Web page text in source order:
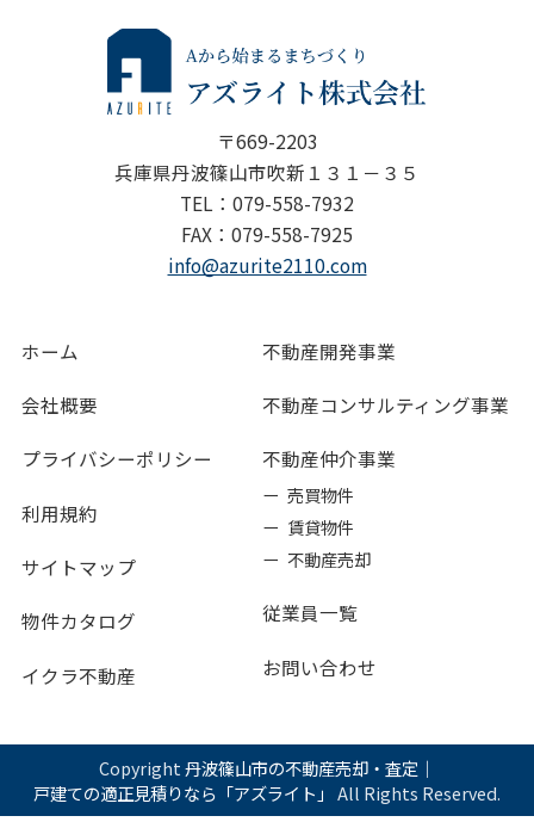
〒669-2203
兵庫県丹波篠山市吹新１３１－３５
TEL：079-558-7932
FAX：079-558-7925
info@azurite2110.com
ホーム
会社概要
プライバシーポリシー
利用規約
サイトマップ
物件カタログ
イクラ不動産
不動産開発事業
不動産コンサルティング事業
不動産仲介事業
ー 売買物件
ー 賃貸物件
ー 不動産売却
従業員一覧
お問い合わせ
Copyright丹波篠山市の不動産売却・査定｜
戸建ての適正見積りなら「アズライト」 All Rights Reserved.